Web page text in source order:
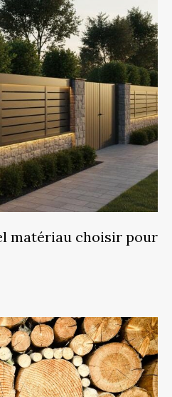
matériau choisir pour